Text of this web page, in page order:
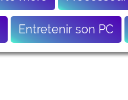
Entretenir son PC